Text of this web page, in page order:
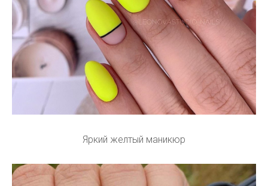
Яркий желтый маникюр